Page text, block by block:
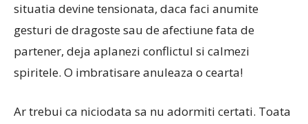
situatia devine tensionata, daca faci anumite
gesturi de dragoste sau de afectiune fata de
partener, deja aplanezi conflictul si calmezi
spiritele. O imbratisare anuleaza o cearta!
Ar trebui ca niciodata sa nu adormiti certati. Toata